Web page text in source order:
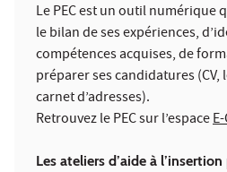
Le PEC est un outil numérique
le bilan de ses expériences,
compétences acquises, de
préparer ses candidatures
carnet d’adresses).
Retrouvez le PEC sur l’espace
Les ateliers d’aide à